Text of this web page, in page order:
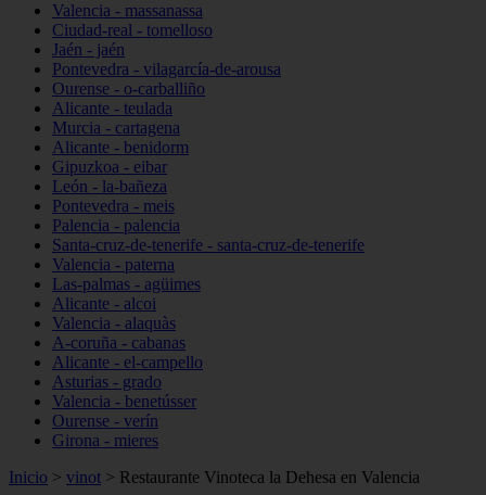
Valencia - massanassa
Ciudad-real - tomelloso
Jaén - jaén
Pontevedra - vilagarcía-de-arousa
Ourense - o-carballiño
Alicante - teulada
Murcia - cartagena
Alicante - benidorm
Gipuzkoa - eibar
León - la-bañeza
Pontevedra - meis
Palencia - palencia
Santa-cruz-de-tenerife - santa-cruz-de-tenerife
Valencia - paterna
Las-palmas - agüimes
Alicante - alcoi
Valencia - alaquàs
A-coruña - cabanas
Alicante - el-campello
Asturias - grado
Valencia - benetússer
Ourense - verín
Girona - mieres
Inicio > vinot > Restaurante Vinoteca la Dehesa en Valencia